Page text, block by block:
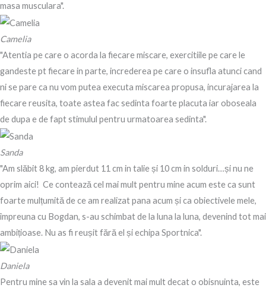
masa musculara".
Camelia
"Atentia pe care o acorda la fiecare miscare, exercitiile pe care le
gandeste pt fiecare in parte, increderea pe care o insufla atunci cand
ni se pare ca nu vom putea executa miscarea propusa, incurajarea la
fiecare reusita, toate astea fac sedinta foarte placuta iar oboseala
de dupa e de fapt stimulul pentru urmatoarea sedinta".
Sanda
"Am slăbit 8 kg, am pierdut 11 cm in talie și 10 cm in solduri…și nu ne
oprim aici! Ce contează cel mai mult pentru mine acum este ca sunt
foarte mulțumită de ce am realizat pana acum și ca obiectivele mele,
împreuna cu Bogdan, s-au schimbat de la luna la luna, devenind tot mai
ambițioase. Nu as fi reușit fără el și echipa Sportnica".
Daniela
Pentru mine sa vin la sala a devenit mai mult decat o obisnuinta, este